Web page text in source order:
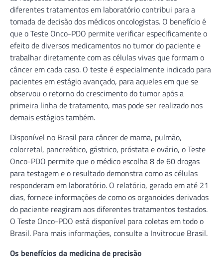
diferentes tratamentos em laboratório contribui para a
tomada de decisão dos médicos oncologistas. O benefício é
que o Teste Onco-PDO permite verificar especificamente o
efeito de diversos medicamentos no tumor do paciente e
trabalhar diretamente com as células vivas que formam o
câncer em cada caso. O teste é especialmente indicado para
pacientes em estágio avançado, para aqueles em que se
observou o retorno do crescimento do tumor após a
primeira linha de tratamento, mas pode ser realizado nos
demais estágios também.
Disponível no Brasil para câncer de mama, pulmão,
colorretal, pancreático, gástrico, próstata e ovário, o Teste
Onco-PDO permite que o médico escolha 8 de 60 drogas
para testagem e o resultado demonstra como as células
responderam em laboratório. O relatório, gerado em até 21
dias, fornece informações de como os organoides derivados
do paciente reagiram aos diferentes tratamentos testados.
O Teste Onco-PDO está disponível para coletas em todo o
Brasil. Para mais informações, consulte a Invitrocue Brasil.
Os benefícios da medicina de precisão